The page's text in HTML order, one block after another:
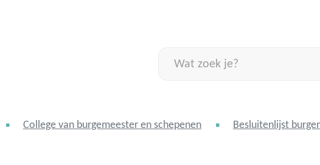
zoek
College van burgemeester en schepenen Besluitenlijst